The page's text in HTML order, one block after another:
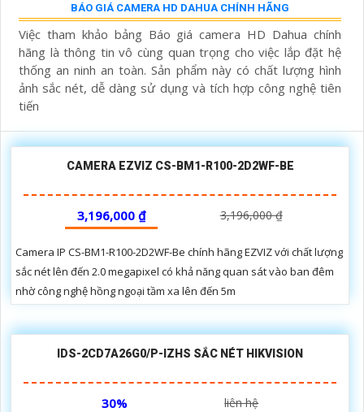
BÁO GIÁ CAMERA HD DAHUA CHÍNH HÃNG
Việc tham khảo bảng Báo giá camera HD Dahua chính
hãng là thông tin vô cùng quan trọng cho việc lắp đặt hệ
thống an ninh an toàn. Sản phẩm này có chất lượng hình
ảnh sắc nét, dễ dàng sử dụng và tích hợp công nghệ tiên
tiến
CAMERA EZVIZ CS-BM1-R100-2D2WF-BE
3,196,000 ₫ 3,196,000 ₫
Camera IP CS-BM1-R100-2D2WF-Be chính hãng EZVIZ với chất lượng
sắc nét lên đến 2.0 megapixel có khả năng quan sát vào ban đêm
nhờ công nghệ hồng ngoại tầm xa lên đến 5m
IDS-2CD7A26G0/P-IZHS SẮC NÉT HIKVISION
30% liên hệ